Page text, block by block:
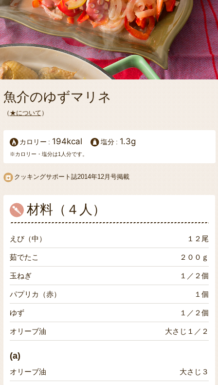
魚介のゆずマリネ
（ ★について ）
カロリー 194kcal 塩分 1.3g
※カロリー・塩分は1人分です。
クッキングサポート誌2014年12月号掲載
材料（４人）
えび（中） １２尾
茹でたこ ２００ｇ
玉ねぎ １／２個
パプリカ（赤） １個
ゆず １／２個
オリーブ油 大さじ１／２
(a)
オリーブ油 大さじ３